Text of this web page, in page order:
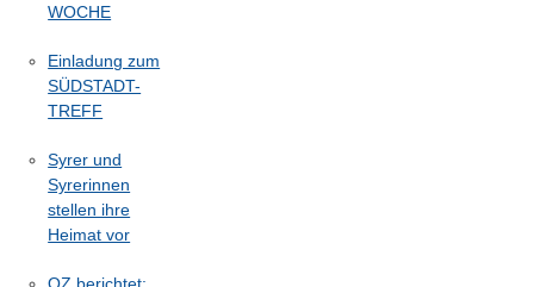
WOCHE
Einladung zum
SÜDSTADT-
TREFF
Syrer und
Syrerinnen
stellen ihre
Heimat vor
OZ berichtet: